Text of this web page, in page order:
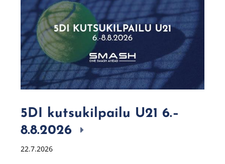
5DI kutsukilpailu U21 6.–
8.8.2026
22.7.2026